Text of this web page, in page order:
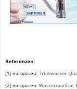
Referenzen:
[1] europa.eu: Trinkwasser
[2] europa.eu: Wasserqualität